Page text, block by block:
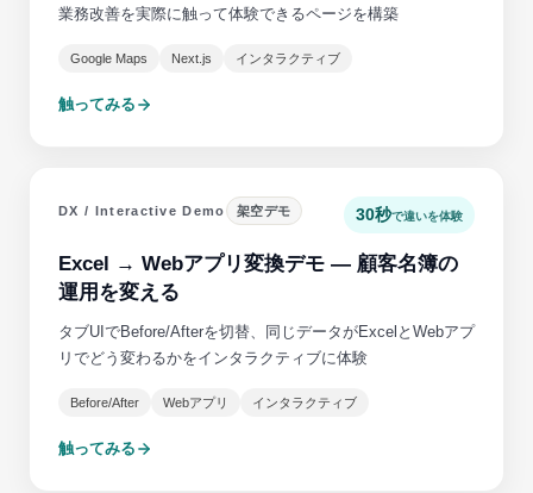
業務改善を実際に触って体験できるページを構築
Google Maps Next.js インタラクティブ
触ってみる
DX / Interactive Demo 架空デモ 30秒で違いを体験
Excel → Webアプリ変換デモ — 顧客名簿の
運用を変える
タブUIでBefore/Afterを切替、同じデータがExcelとWebアプ
リでどう変わるかをインタラクティブに体験
Before/After Webアプリ インタラクティブ
触ってみる